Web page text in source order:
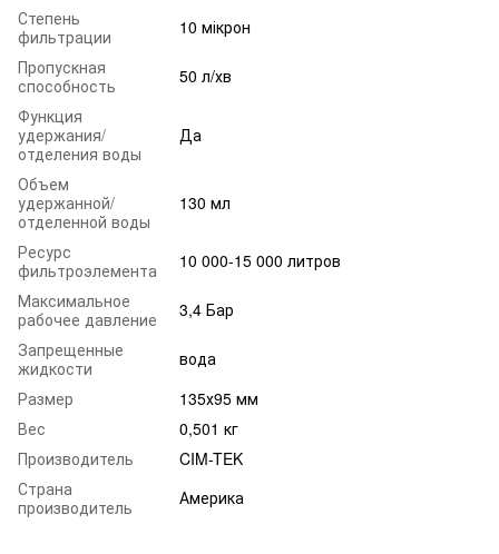
Степень
фильтрации
10 мікрон
Пропускная
способность
50 л/хв
Функция
удержания/
отделения воды
Да
Объем
удержанной/
отделенной воды
130 мл
Ресурс
фильтроэлемента
10 000-15 000 литров
Максимальное
рабочее давление
3,4 Бар
Запрещенные
жидкости
вода
Размер
135х95 мм
Вес
0,501 кг
Производитель
CIM-TEK
Страна
производитель
Америка